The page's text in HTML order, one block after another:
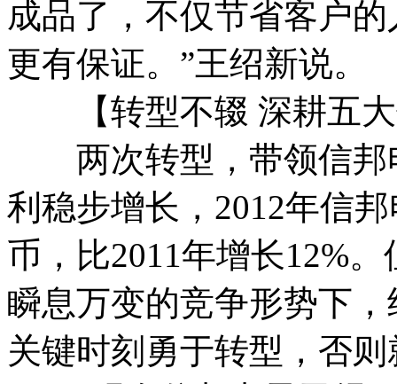
成品了，不仅节省客户
更有保证。”王绍新说。
【转型不辍 深耕五大
两次转型，带领信邦
利稳步增长，2012年信
币，比2011年增长12%
瞬息万变的竞争形势下
关键时刻勇于转型，否